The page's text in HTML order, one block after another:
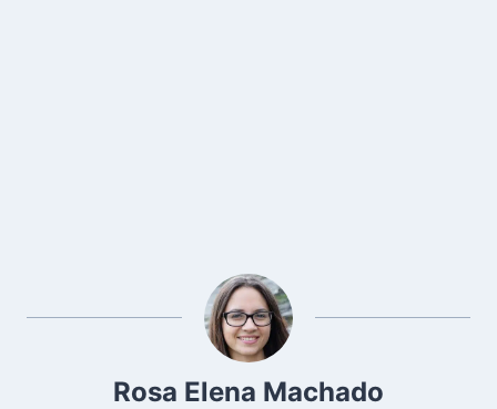
Rosa Elena Machado